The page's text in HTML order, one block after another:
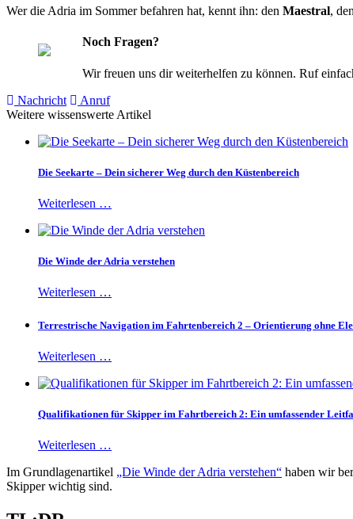
Wer die Adria im Sommer befahren hat, kennt ihn: den Maestral,
Noch Fragen?
Wir freuen uns dir weiterhelfen zu können. Ruf
Nachricht
Anruf
Weitere wissenswerte Artikel
Die Seekarte – Dein sicherer Weg durch den Küstenbereich
Weiterlesen …
Die Winde der Adria verstehen
Weiterlesen …
Terrestrische Navigation im Fahrtenbereich 2 – Orientierung ohne
Weiterlesen …
Qualifikationen für Skipper im Fahrtbereich 2: Ein umfassender
Weiterlesen …
Im Grundlagenartikel „Die Winde der Adria verstehen“ haben wir
Skipper wichtig sind.